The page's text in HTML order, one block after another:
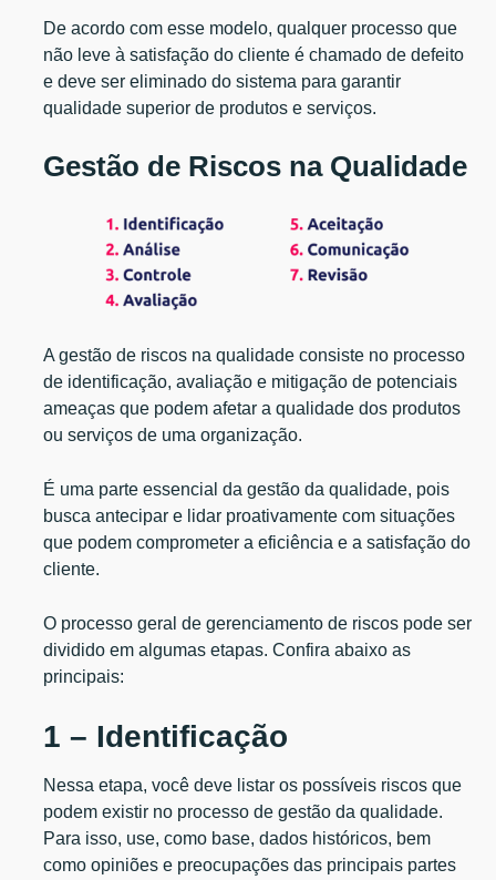
De acordo com esse modelo, qualquer processo que
não leve à satisfação do cliente é chamado de defeito
e deve ser eliminado do sistema para garantir
qualidade superior de produtos e serviços.
Gestão de Riscos na Qualidade
A gestão de riscos na qualidade consiste no processo
de identificação, avaliação e mitigação de potenciais
ameaças que podem afetar a qualidade dos produtos
ou serviços de uma organização.
É uma parte essencial da gestão da qualidade, pois
busca antecipar e lidar proativamente com situações
que podem comprometer a eficiência e a satisfação do
cliente.
O processo geral de gerenciamento de riscos pode ser
dividido em algumas etapas. Confira abaixo as
principais:
1 – Identificação
Nessa etapa, você deve listar os possíveis riscos que
podem existir no processo de gestão da qualidade.
Para isso, use, como base, dados históricos, bem
como opiniões e preocupações das principais partes